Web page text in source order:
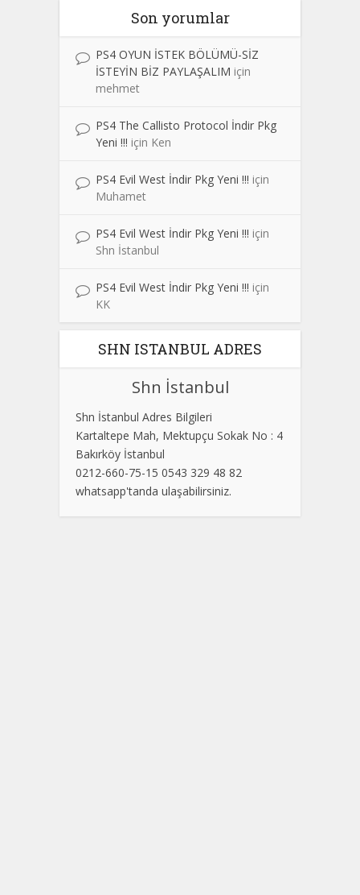
Son yorumlar
PS4 OYUN İSTEK BÖLÜMÜ-SİZ
İSTEYİN BİZ PAYLAŞALIM için
mehmet
PS4 The Callisto Protocol İndir Pkg
Yeni !!! için Ken
PS4 Evil West İndir Pkg Yeni !!! için
Muhamet
PS4 Evil West İndir Pkg Yeni !!! için
Shn İstanbul
PS4 Evil West İndir Pkg Yeni !!! için
KK
SHN ISTANBUL ADRES
Shn İstanbul
Shn İstanbul Adres Bilgileri
Kartaltepe Mah, Mektupçu Sokak No : 4
Bakırköy İstanbul
0212-660-75-15 0543 329 48 82
whatsapp'tanda ulaşabilirsiniz.